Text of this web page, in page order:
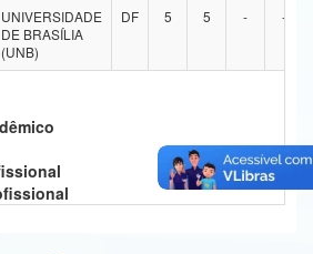
Inovações e Comunicações
UNIVERSIDADE
DE BRASÍLIA
(UNB)
DF 5 5 - -